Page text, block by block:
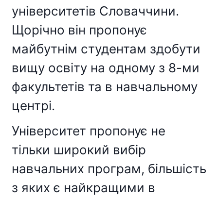
університетів Словаччини.
Щорічно він пропонує
майбутнім студентам здобути
вищу освіту на одному з 8-ми
факультетів та в навчальному
центрі.
Університет пропонує не
тільки широкий вибір
навчальних програм, більшість
з яких є найкращими в